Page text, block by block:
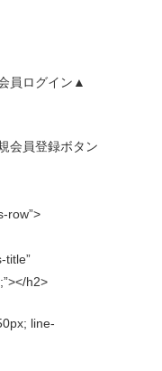
グイン▲
登録ボタン
row”>
title”
h2>
line-